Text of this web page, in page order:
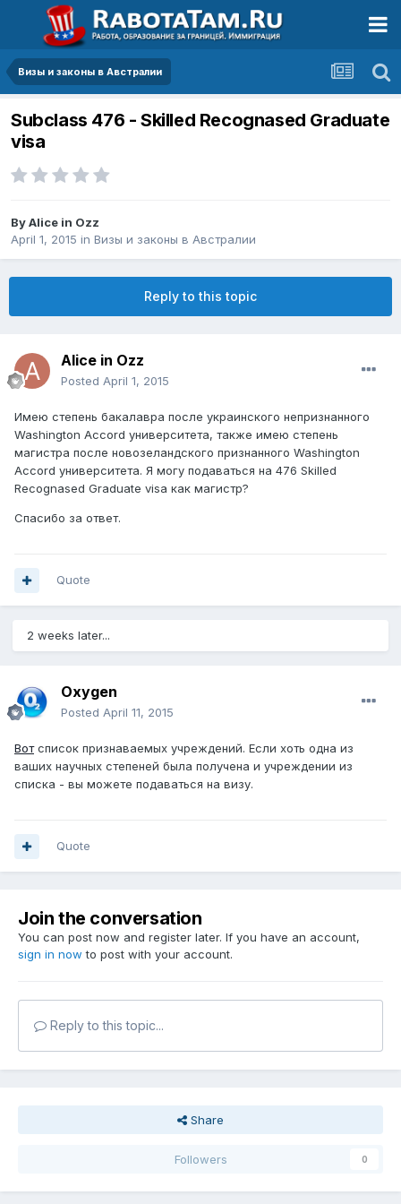
Визы и законы в Австралии
Subclass 476 - Skilled Recognased Graduate
visa
ByAlice in Ozz
April 1, 2015 in Визы и законы в Австралии
Reply to this topic
Alice in Ozz
Posted April 1, 2015
Имею степень бакалавра после украинского непризнанного
Washington Accord университета, также имею степень
магистра после новозеландского признанного Washington
Accord университета. Я могу подаваться на 476 Skilled
Recognased Graduate visa как магистр?
Спасибо за ответ.
Quote
2 weeks later...
Oxygen
Posted April 11, 2015
Вотсписок признаваемых учреждений. Если хоть одна из
ваших научных степеней была получена и учреждении из
списка - вы можете подаваться на визу.
Quote
Join the conversation
You can post now and register later. If you have an account,
sign in now to post with your account.
Reply to this topic...
Share
Followers 0